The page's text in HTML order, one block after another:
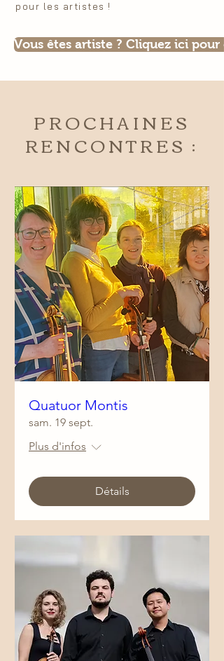
pour les artistes !
Vous êtes artiste ? Cliquez ici
PROCHAINES
RENCONTRES :
Quatuor Montis
sam. 19 sept.
Plus d'infos
Détails